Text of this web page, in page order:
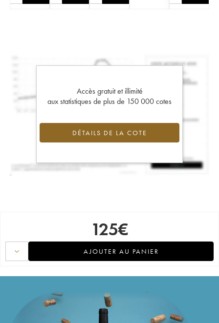
Accès gratuit et illimité
aux statistiques de plus de 150 000 cotes
DÉTAILS DE LA COTE
125€
AJOUTER AU PANIER